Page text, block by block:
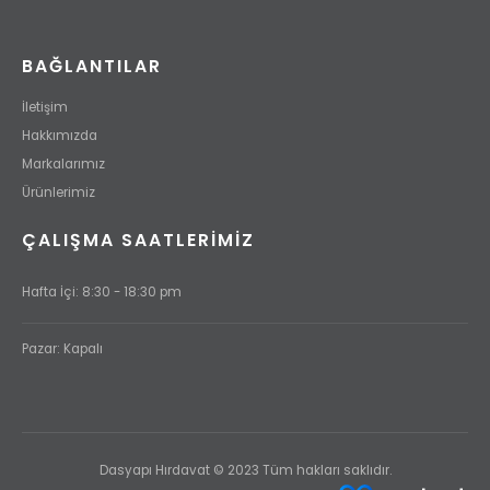
BAĞLANTILAR
İletişim
Hakkımızda
Markalarımız
Ürünlerimiz
ÇALIŞMA SAATLERİMİZ
Hafta İçi: 8:30 - 18:30 pm
Pazar: Kapalı
Dasyapı Hırdavat © 2023 Tüm hakları saklıdır.